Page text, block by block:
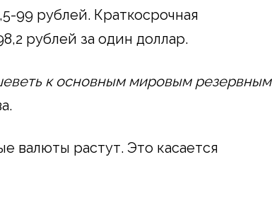
99 рублей. Краткосрочная
рублей за один доллар.
к основным мировым резервным
растут. Это касается